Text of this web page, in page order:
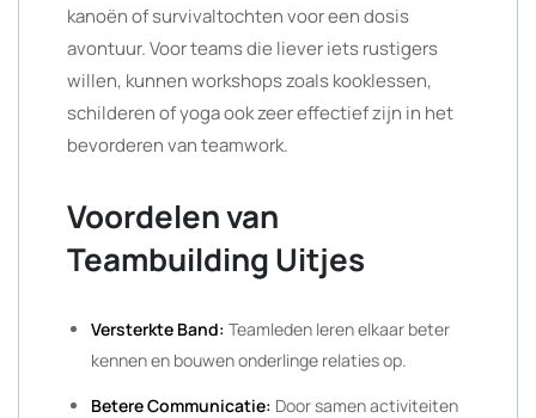
kanoën of survivaltochten voor een dosis
avontuur. Voor teams die liever iets rustigers
willen, kunnen workshops zoals kooklessen,
schilderen of yoga ook zeer effectief zijn in het
bevorderen van teamwork.
Voordelen van
Teambuilding Uitjes
Versterkte Band: Teamleden leren elkaar beter
kennen en bouwen onderlinge relaties op.
Betere Communicatie: Door samen activiteiten